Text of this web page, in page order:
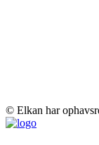
© Elkan har